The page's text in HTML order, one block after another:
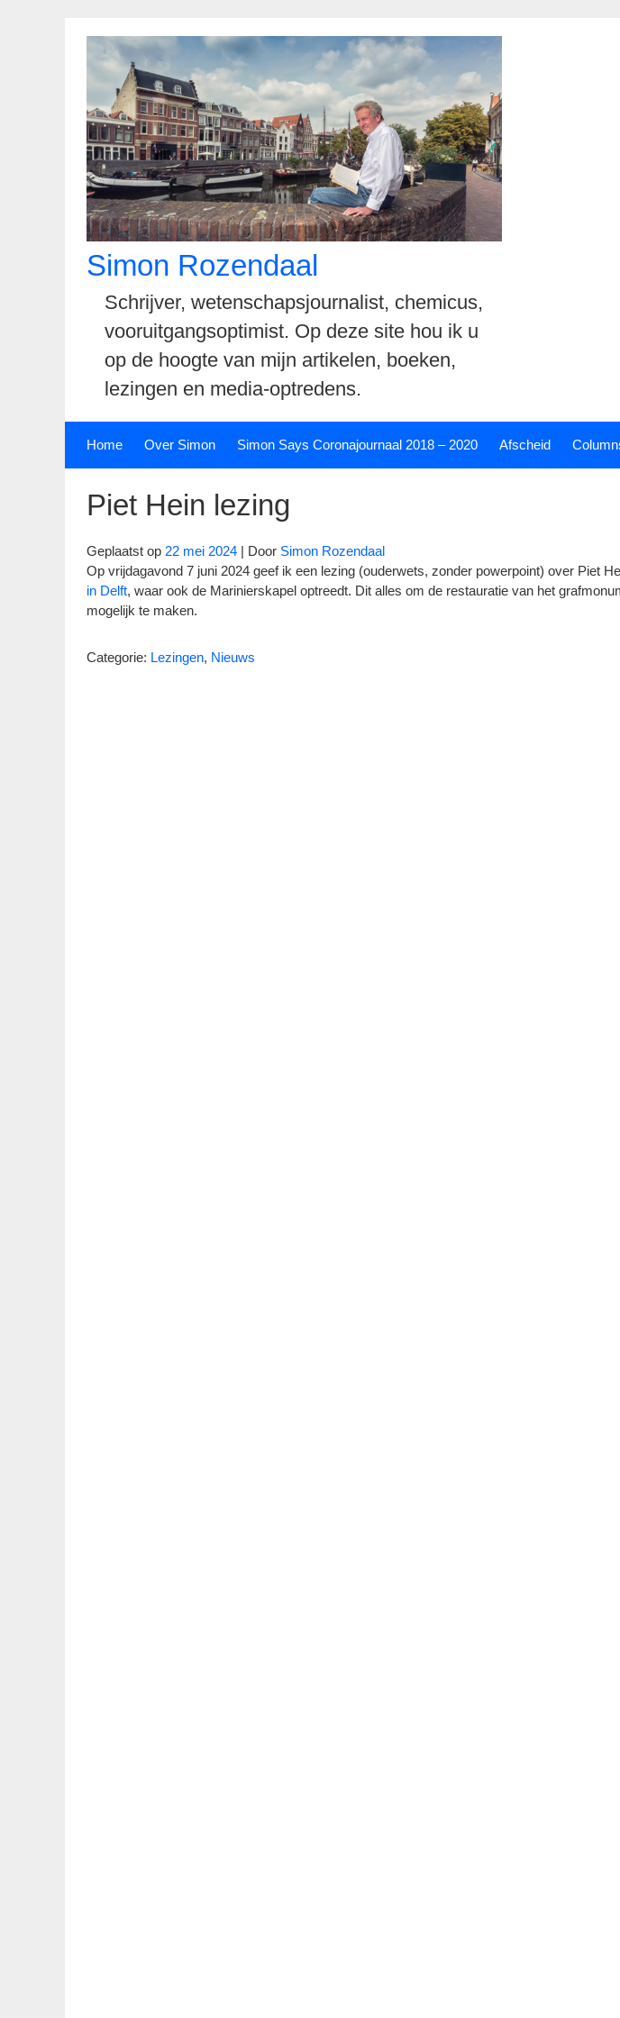
Simon Rozendaal
Schrijver, wetenschapsjournalist, chemicus,
vooruitgangsoptimist. Op deze site hou ik u
op de hoogte van mijn artikelen, boeken,
lezingen en media-optredens.
Home Over Simon Simon Says Coronajournaal 2018 – 2020 Afscheid
Piet Hein lezing
Geplaatst op 22 mei 2024 | Door Simon Rozendaal
Op vrijdagavond 7 juni 2024 geef ik een lezing (ouderwets, zonder powerpoint) over Piet
in Delft, waar ook de Marinierskapel optreedt. Dit alles om de restauratie van het
mogelijk te maken.
Categorie: Lezingen, Nieuws